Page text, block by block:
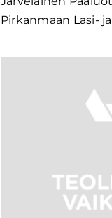
Pirkanmaan Lasi- ja